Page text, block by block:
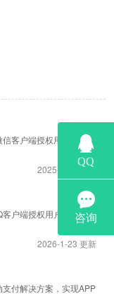
客户端授权用户信息实
2025-8-14 更新
户端授权用户信息实现
2026-1-23 更新
付解决方案，实现APP